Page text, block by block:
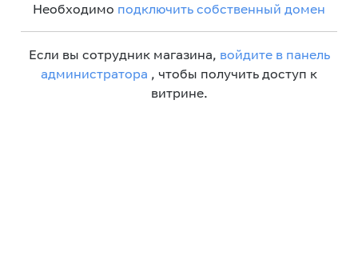
Необходимо подключить собственный домен
Если вы сотрудник магазина, войдите в панель
администратора , чтобы получить доступ к
витрине.